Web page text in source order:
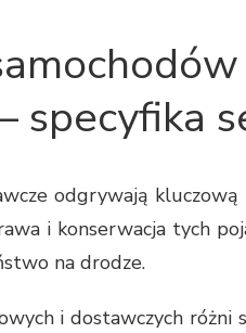
specyfika
odgrywają
i konserwacja tych
na drodze.
i dostawczych